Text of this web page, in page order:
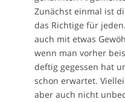
Zunächst einmal ist
das Richtige für
auch mit etwas
wenn man vorher
deftig gegessen hat
schon erwartet.
aber auch nicht